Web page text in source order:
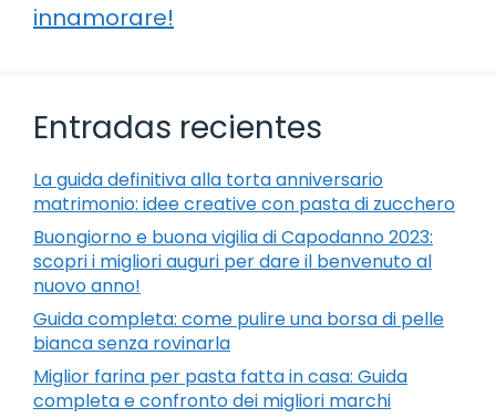
innamorare!
Entradas recientes
La guida definitiva alla torta anniversario
matrimonio: idee creative con pasta di zucchero
Buongiorno e buona vigilia di Capodanno 2023:
scopri i migliori auguri per dare il benvenuto al
nuovo anno!
Guida completa: come pulire una borsa di pelle
bianca senza rovinarla
Miglior farina per pasta fatta in casa: Guida
completa e confronto dei migliori marchi